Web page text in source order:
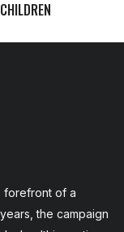
forefront of a
the campaign